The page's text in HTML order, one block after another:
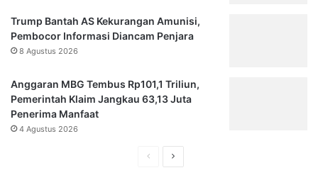
Trump Bantah AS Kekurangan Amunisi,
Pembocor Informasi Diancam Penjara
8 Agustus 2026
Anggaran MBG Tembus Rp101,1 Triliun,
Pemerintah Klaim Jangkau 63,13 Juta
Penerima Manfaat
4 Agustus 2026
HalamanHalaman